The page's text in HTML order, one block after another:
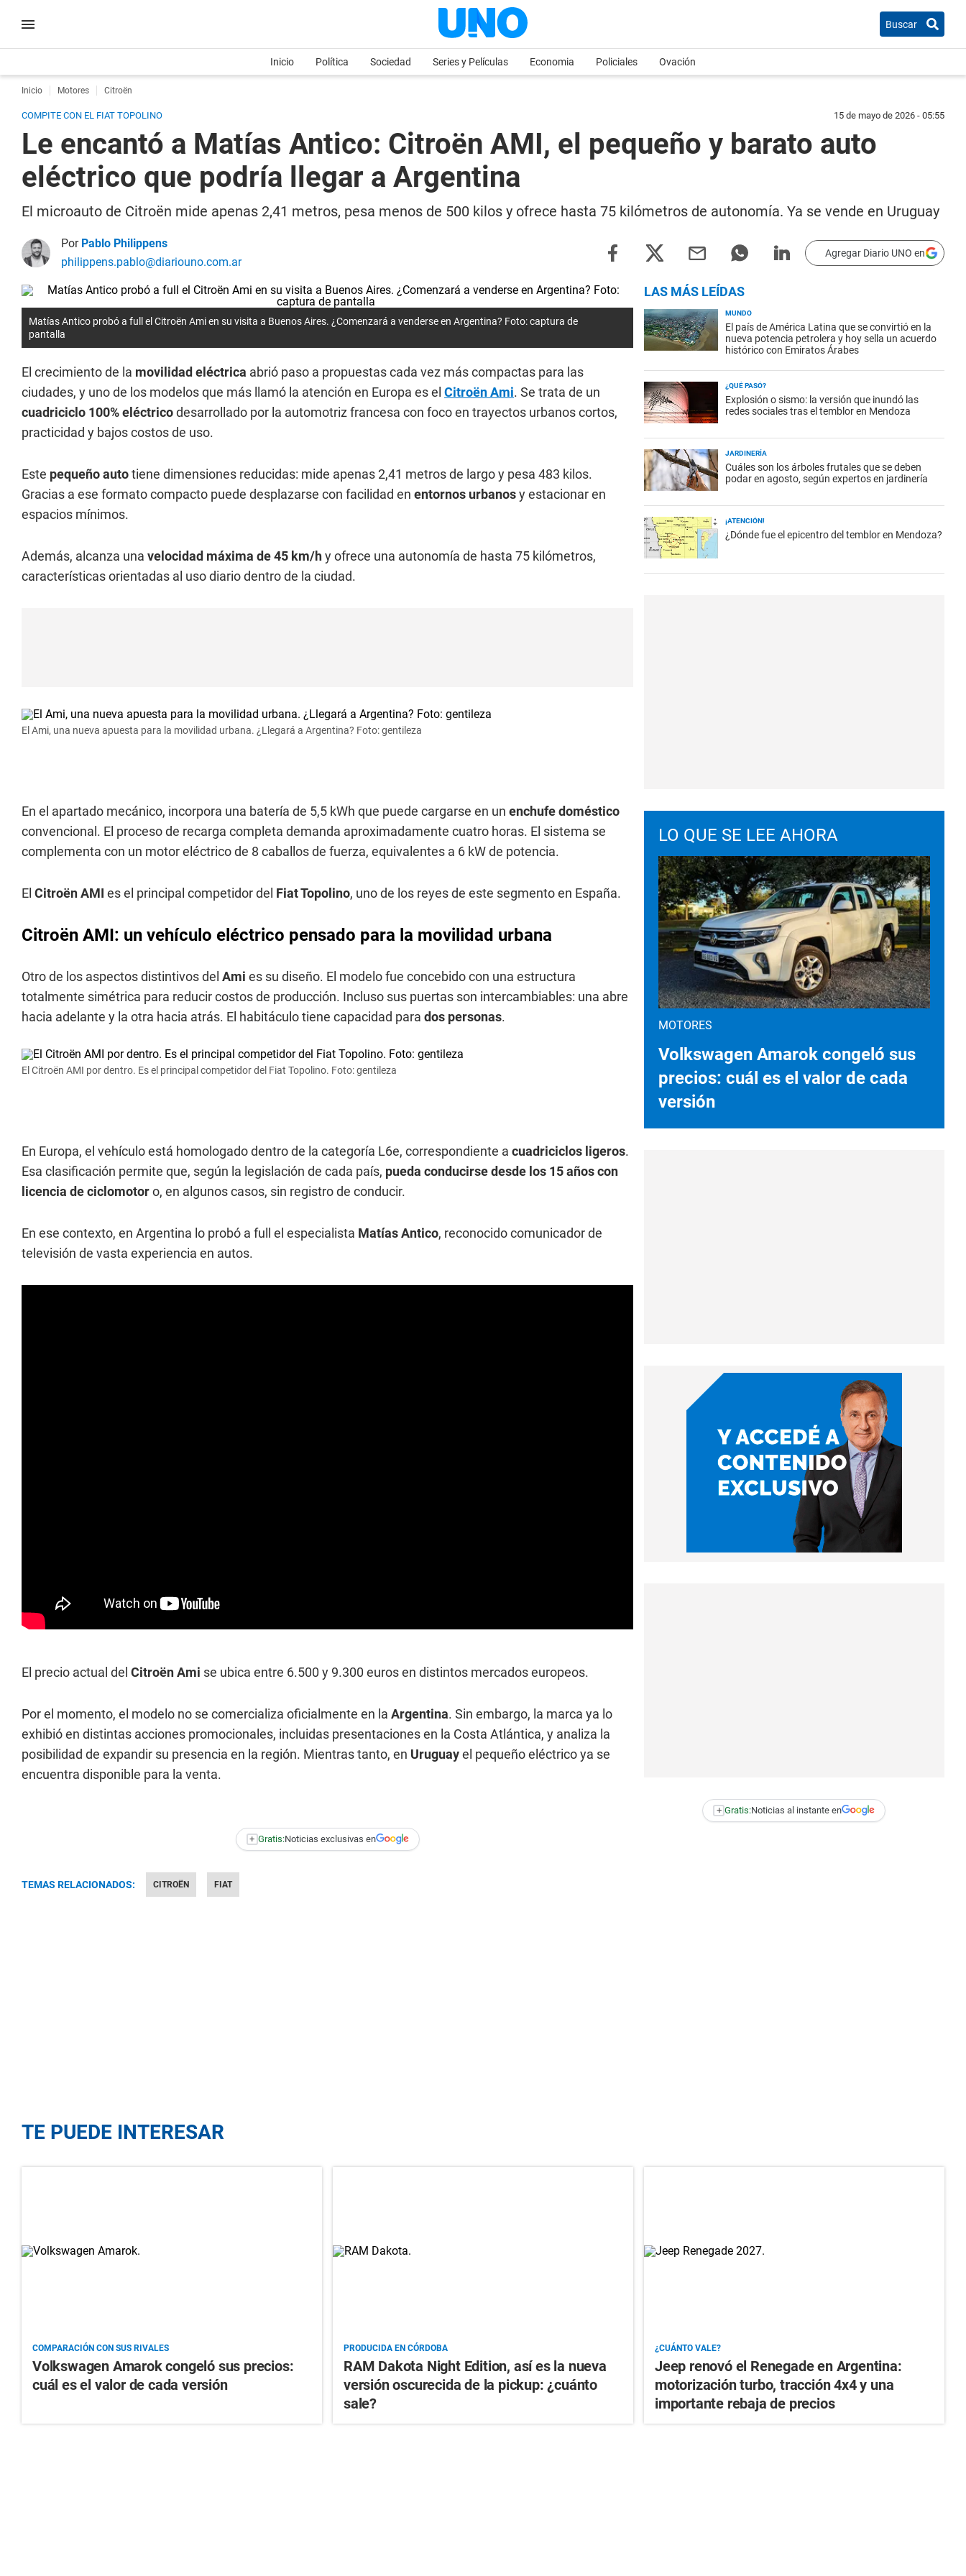
Buscar
Inicio Política Sociedad Series y Películas Economia Policiales Ovación
Inicio Motores Citroën
COMPITE CON EL FIAT TOPOLINO 15 de mayo de 2026 - 05:55
Le encantó a Matías Antico: Citroën AMI, el pequeño y barato auto
eléctrico que podría llegar a Argentina
El microauto de Citroën mide apenas 2,41 metros, pesa menos de 500 kilos y ofrece hasta 75 kilómetros de autonomía. Ya se vende en Uruguay
Por Pablo Philippens
philippens.pablo@diariouno.com.ar
Agregar Diario UNO en
Matías Antico probó a full el Citroën Ami en su visita a Buenos Aires. ¿Comenzará a venderse en Argentina? Foto: captura de
pantalla
El crecimiento de la movilidad eléctrica abrió paso a propuestas cada vez más compactas para las
ciudades, y uno de los modelos que más llamó la atención en Europa es el Citroën Ami. Se trata de un
cuadriciclo 100% eléctricodesarrollado por la automotriz francesa con foco en trayectos urbanos cortos,
practicidad y bajos costos de uso.
Este pequeño autotiene dimensiones reducidas: mide apenas 2,41 metros de largo y pesa 483 kilos.
Gracias a ese formato compacto puede desplazarse con facilidad en entornos urbanosy estacionar en
espacios mínimos.
Además, alcanza una velocidad máxima de 45 km/hy ofrece una autonomía de hasta 75 kilómetros,
características orientadas al uso diario dentro de la ciudad.
El Ami, una nueva apuesta para la movilidad urbana. ¿Llegará a Argentina? Foto: gentileza
En el apartado mecánico, incorpora una batería de 5,5 kWh que puede cargarse en un enchufe doméstico
convencional. El proceso de recarga completa demanda aproximadamente cuatro horas. El sistema se
complementa con un motor eléctrico de 8 caballos de fuerza, equivalentes a 6 kW de potencia.
El Citroën AMI es el principal competidor del Fiat Topolino, uno de los reyes de este segmento en España.
Citroën AMI: un vehículo eléctrico pensado para la movilidad urbana
Otro de los aspectos distintivos del Ami es su diseño. El modelo fue concebido con una estructura
totalmente simétrica para reducir costos de producción. Incluso sus puertas son intercambiables: una abre
hacia adelante y la otra hacia atrás. El habitáculo tiene capacidad para dos personas.
El Citroën AMI por dentro. Es el principal competidor del Fiat Topolino. Foto: gentileza
En Europa, el vehículo está homologado dentro de la categoría L6e, correspondiente a cuadriciclos ligeros.
Esa clasificación permite que, según la legislación de cada país, pueda conducirse desde los 15 años con
licencia de ciclomotoro, en algunos casos, sin registro de conducir.
En ese contexto, en Argentina lo probó a full el especialista Matías Antico, reconocido comunicador de
televisión de vasta experiencia en autos.
El precio actual del Citroën Ami se ubica entre 6.500 y 9.300 euros en distintos mercados europeos.
Por el momento, el modelo no se comercializa oficialmente en la Argentina. Sin embargo, la marca ya lo
exhibió en distintas acciones promocionales, incluidas presentaciones en la Costa Atlántica, y analiza la
posibilidad de expandir su presencia en la región. Mientras tanto, en Uruguayel pequeño eléctrico ya se
encuentra disponible para la venta.
+ Gratis:Noticias exclusivas en
TEMAS RELACIONADOS: CITROËN FIAT
LAS MÁS LEÍDAS
MUNDO
El país de América Latina que se convirtió en la
nueva potencia petrolera y hoy sella un acuerdo
histórico con Emiratos Árabes
¿QUÉ PASÓ?
Explosión o sismo: la versión que inundó las
redes sociales tras el temblor en Mendoza
JARDINERÍA
Cuáles son los árboles frutales que se deben
podar en agosto, según expertos en jardinería
¡ATENCIÓN!
¿Dónde fue el epicentro del temblor en Mendoza?
LO QUE SE LEE AHORA
MOTORES
Volkswagen Amarok congeló sus
precios: cuál es el valor de cada
versión
+ Gratis:Noticias al instante en
TE PUEDE INTERESAR
COMPARACIÓN CON SUS RIVALES
Volkswagen Amarok congeló sus precios:
cuál es el valor de cada versión
PRODUCIDA EN CÓRDOBA
RAM Dakota Night Edition, así es la nueva
versión oscurecida de la pickup: ¿cuánto
sale?
¿CUÁNTO VALE?
Jeep renovó el Renegade en Argentina:
motorización turbo, tracción 4x4 y una
importante rebaja de precios